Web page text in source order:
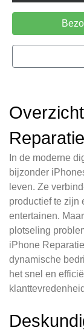
In de moderne
bijzonder
leven. Ze
productief te zijn
entertainen.
plotseling
iPhone
dynamische
het snel en